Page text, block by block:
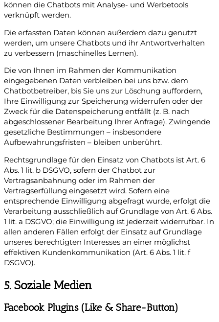
können die Chatbots mit Analyse- und Werbetools
verknüpft werden.
Die erfassten Daten können außerdem dazu genutzt
werden, um unsere Chatbots und ihr Antwortverhalten
zu verbessern (maschinelles Lernen).
Die von Ihnen im Rahmen der Kommunikation
eingegebenen Daten verbleiben bei uns bzw. dem
Chatbotbetreiber, bis Sie uns zur Löschung auffordern,
Ihre Einwilligung zur Speicherung widerrufen oder der
Zweck für die Datenspeicherung entfällt (z. B. nach
abgeschlossener Bearbeitung Ihrer Anfrage). Zwingende
gesetzliche Bestimmungen – insbesondere
Aufbewahrungsfristen – bleiben unberührt.
Rechtsgrundlage für den Einsatz von Chatbots ist Art. 6
Abs. 1 lit. b DSGVO, sofern der Chatbot zur
Vertragsanbahnung oder im Rahmen der
Vertragserfüllung eingesetzt wird. Sofern eine
entsprechende Einwilligung abgefragt wurde, erfolgt die
Verarbeitung ausschließlich auf Grundlage von Art. 6 Abs.
1 lit. a DSGVO; die Einwilligung ist jederzeit widerrufbar. In
allen anderen Fällen erfolgt der Einsatz auf Grundlage
unseres berechtigten Interesses an einer möglichst
effektiven Kundenkommunikation (Art. 6 Abs. 1 lit. f
DSGVO).
5. Soziale Medien
Facebook Plugins (Like & Share-Button)